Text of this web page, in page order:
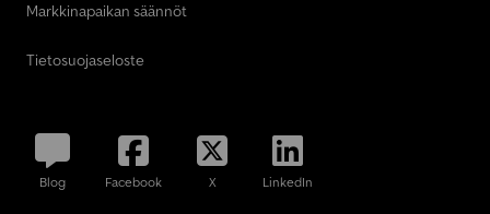
Markkinapaikan säännöt
Tietosuojaseloste
Blog Facebook X LinkedIn